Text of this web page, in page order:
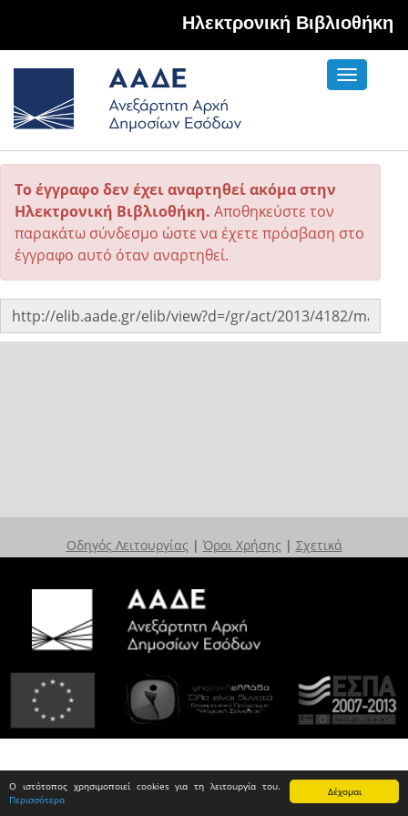
Δέχομαι
Ο ιστότοπος χρησιμοποιεί cookies για τη λειτουργία του.
Περισσότερα
Hλεκτρονική Βιβλιοθήκη
Toggle
Το έγγραφο δεν έχει αναρτηθεί ακόμα στην
Ηλεκτρονική Βιβλιοθήκη. Αποθηκεύστε τον
παρακάτω σύνδεσμο ώστε να έχετε πρόσβαση στο
έγγραφο αυτό όταν αναρτηθεί.
Οδηγός Λειτουργίας | Όροι Χρήσης | Σχετικά